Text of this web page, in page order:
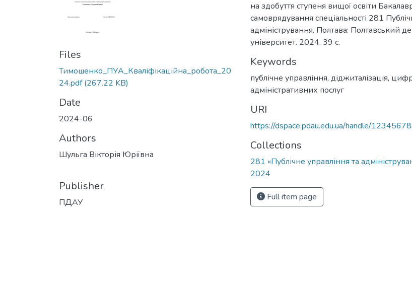
Files
Тимошенко_ПУА_Кваліфікаційна_робота_20
24.pdf(267.22 KB)
Date
2024-06
Authors
Шульга Вікторія Юріївна
Publisher
ПДАУ
на здобуття ступеня вищої освіти
самоврядування спеціальності 281
адміністрування. Полтава: Полтавський
університет. 2024. 39 с.
Keywords
публічне управління, діджиталізація,
адміністративних послуг
URI
https://dspace.pdau.edu.ua/handle/
Collections
281 «Публічне управління та
2024
Full item page